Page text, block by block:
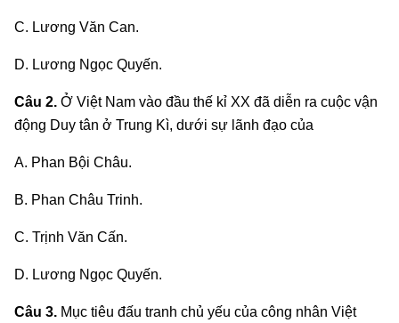
C. Lương Văn Can.
D. Lương Ngọc Quyến.
Câu 2. Ở Việt Nam vào đầu thế kỉ XX đã diễn ra cuộc vận
động Duy tân ở Trung Kì, dưới sự lãnh đạo của
A. Phan Bội Châu.
B. Phan Châu Trinh.
C. Trịnh Văn Cấn.
D. Lương Ngọc Quyến.
Câu 3. Mục tiêu đấu tranh chủ yếu của công nhân Việt